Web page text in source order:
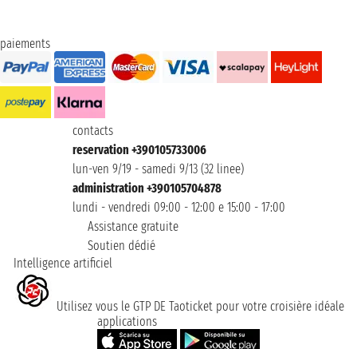
paiements
contacts
reservation +390105733006
lun-ven 9/19 - samedi 9/13 (32 linee)
administration +390105704878
lundi - vendredi 09:00 - 12:00 e 15:00 - 17:00
Assistance gratuite
Soutien dédié
Intelligence artificiel
Utilisez vous le GTP DE Taoticket pour votre croisière idéale
applications